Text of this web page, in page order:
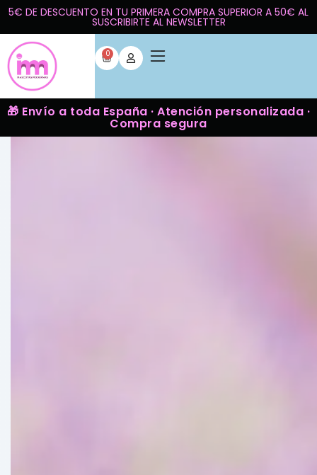
5€ DE DESCUENTO EN TU PRIMERA COMPRA SUPERIOR A 50€ AL
SUSCRIBIRTE AL NEWSLETTER
0
🎁 Envío a toda España · Atención personalizada ·
Compra segura